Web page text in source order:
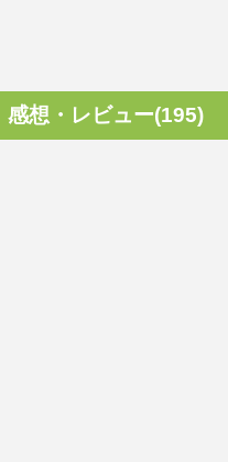
感想・レビュー(195)